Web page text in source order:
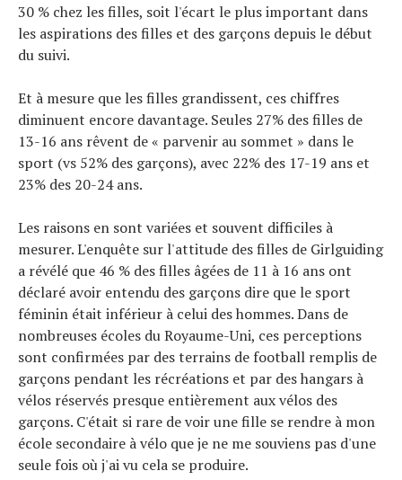
30 % chez les filles, soit l'écart le plus important dans
les aspirations des filles et des garçons depuis le début
du suivi.
Et à mesure que les filles grandissent, ces chiffres
diminuent encore davantage. Seules 27% des filles de
13-16 ans rêvent de « parvenir au sommet » dans le
sport (vs 52% des garçons), avec 22% des 17-19 ans et
23% des 20-24 ans.
Les raisons en sont variées et souvent difficiles à
mesurer. L'enquête sur l'attitude des filles de Girlguiding
a révélé que 46 % des filles âgées de 11 à 16 ans ont
déclaré avoir entendu des garçons dire que le sport
féminin était inférieur à celui des hommes. Dans de
nombreuses écoles du Royaume-Uni, ces perceptions
sont confirmées par des terrains de football remplis de
garçons pendant les récréations et par des hangars à
vélos réservés presque entièrement aux vélos des
garçons. C'était si rare de voir une fille se rendre à mon
école secondaire à vélo que je ne me souviens pas d'une
seule fois où j'ai vu cela se produire.